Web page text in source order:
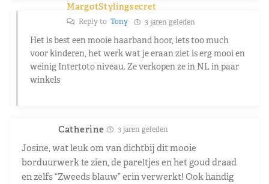
MargotStylingsecret
Reply to Tony 3 jaren geleden
Het is best een mooie haarband hoor, iets too much
voor kinderen, het werk wat je eraan ziet is erg mooi en
weinig Intertoto niveau. Ze verkopen ze in NL in paar
winkels
Catherine 3 jaren geleden
Josine, wat leuk om van dichtbij dit mooie
borduurwerk te zien, de pareltjes en het goud draad
en zelfs “Zweeds blauw” erin verwerkt! Ook handig